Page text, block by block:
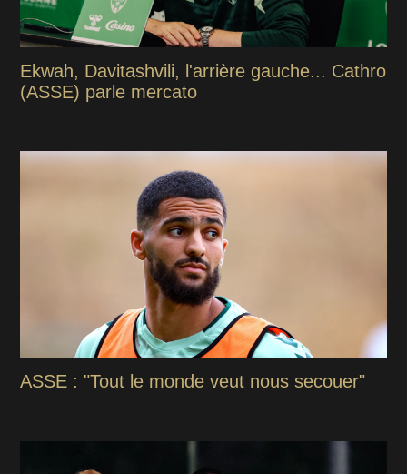
Ekwah, Davitashvili, l'arrière gauche... Cathro
(ASSE) parle mercato
ASSE : "Tout le monde veut nous secouer"